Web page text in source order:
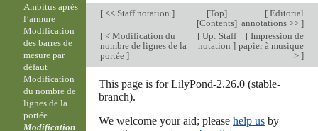
[<< Staff notation ] [Top]
[Contents]
[Editorial
annotations >> ]
[< Modification du
nombre de lignes de la
portée ]
[Up: Staff
notation ]
[Impression de
papier à musique
> ]
This page is for LilyPond-2.26.0 (stable-
branch).
We welcome your aid; please help usby
Ambitus après
l’armure
Modification
des barres de
mesure par
défaut
Modification
du nombre de
lignes de la
portée
Modification